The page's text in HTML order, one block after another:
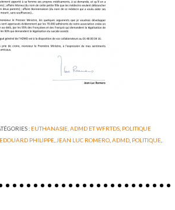
: EUTHANASIE, ADMD ET WFRTDS, POLITIQUE
EDOUARD PHILIPPE JEAN LUC ROMERO ,ADMD POLITIQUE